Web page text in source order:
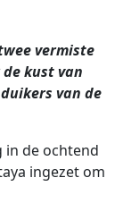
vermiste
kust van
van de
in de ochtend
ingezet om